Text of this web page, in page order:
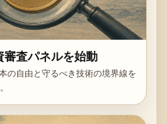
審査パネルを始動
の自由と守るべき技術の境界線を